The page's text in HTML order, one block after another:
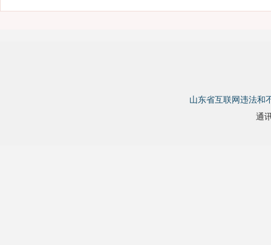
山东省互联网违法和
通